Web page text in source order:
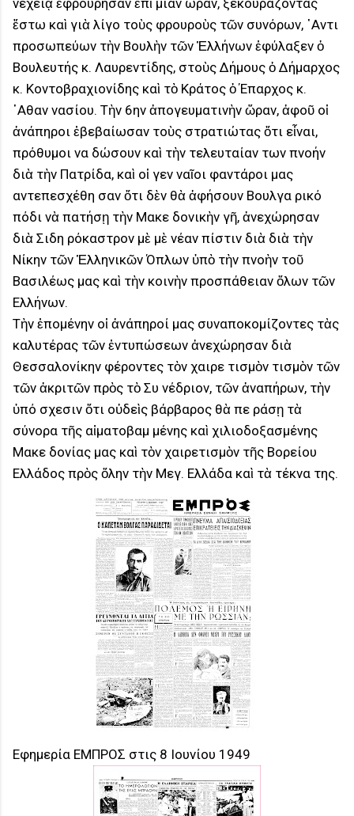
ἔστω καὶ γιὰ λίγο τοὺς φρουροὺς τῶν συνόρων, ᾿Αντι
προσωπεύων τὴν Βουλὴν τῶν Ἑλλήνων ἐφύλαξεν ὁ
Βουλευτής κ. Λαυρεντίδης, στοὺς Δήμους ὁ Δήμαρχος
κ. Κοντοβραχιονίδης καὶ τὸ Κράτος ὁ Έπαρχος κ.
᾿Αθαν νασίου. Τὴν 6ην ἀπογευματινὴν ὥραν, ἀφοῦ οἱ
ἀνάπηροι ἐβεβαίωσαν τοὺς στρατιώτας ὅτι εἶναι,
πρόθυμοι να δώσουν καὶ τὴν τελευταίαν των πνοήν
διὰ τὴν Πατρίδα, καὶ οἱ γεν ναῖοι φαντάροι μας
αντεπεσχέθη σαν ὅτι δὲν θὰ ἀφήσουν Βουλγα ρικό
πόδι νὰ πατήσῃ τὴν Μακε δονικὴν γῆ, ἀνεχώρησαν
διὰ Σιδη ρόκαστρον μὲ μὲ νέαν πίστιν διὰ διὰ τὴν
Νίκην τῶν Ἑλληνικῶν Όπλων ὑπὸ τὴν πνοὴν τοῦ
Βασιλέως μας καὶ τὴν κοινὴν προσπάθειαν ὅλων τῶν
Ελλήνων.
Τὴν ἑπομένην οἱ ἀνάπηροί μας συναποκομίζοντες τὰς
καλυτέρας τῶν ἐντυπώσεων ἀνεχώρησαν διὰ
Θεσσαλονίκην φέροντες τὸν χαιρε τισμὸν τισμὸν τῶν
τῶν ἀκριτῶν πρὸς τὸ Συ νέδριον, τῶν ἀναπήρων, τὴν
ὑπό σχεσιν ὅτι οὐδεὶς βάρβαρος θὰ πε ράσῃ τὰ
σύνορα τῆς αἰματοβαμ μένης καὶ χιλιοδοξασμένης
Μακε δονίας μας καὶ τὸν χαιρετισμὸν τῆς Βορείου
Ελλάδος πρὸς ὅλην τὴν Μεγ. Ελλάδα καὶ τὰ τέκνα της.
Eφημερία ΕΜΠΡΟΣ στις 8 Ιουνίου 1949